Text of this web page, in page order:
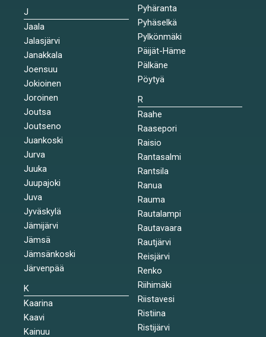
J
Jaala
Jalasjärvi
Janakkala
Joensuu
Jokioinen
Joroinen
Joutsa
Joutseno
Juankoski
Jurva
Juuka
Juupajoki
Juva
Jyväskylä
Jämijärvi
Jämsä
Jämsänkoski
Järvenpää
K
Kaarina
Kaavi
Kainuu
Pyhäranta
Pyhäselkä
Pylkönmäki
Päijät-Häme
Pälkäne
Pöytyä
R
Raahe
Raasepori
Raisio
Rantasalmi
Rantsila
Ranua
Rauma
Rautalampi
Rautavaara
Rautjärvi
Reisjärvi
Renko
Riihimäki
Riistavesi
Ristiina
Ristijärvi